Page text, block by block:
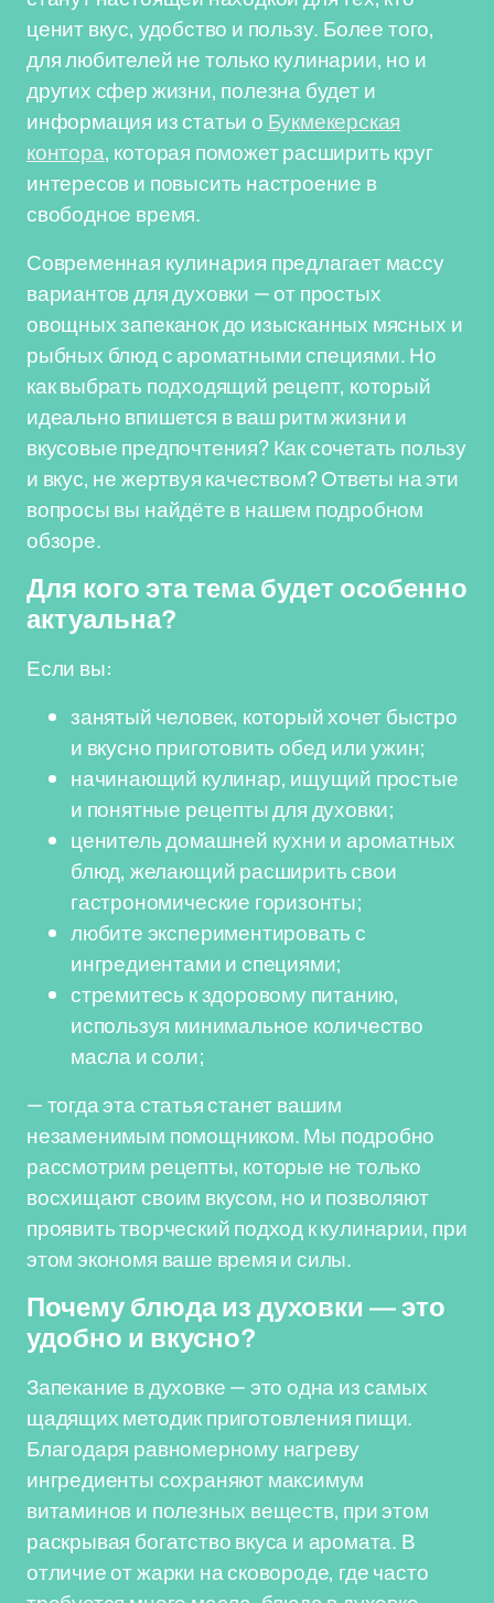
ценит вкус, удобство и пользу. Более того,
для любителей не только кулинарии, но и
других сфер жизни, полезна будет и
информация из статьи о Букмекерская
контора, которая поможет расширить круг
интересов и повысить настроение в
свободное время.
Современная кулинария предлагает массу
вариантов для духовки — от простых
овощных запеканок до изысканных мясных и
рыбных блюд с ароматными специями. Но
как выбрать подходящий рецепт, который
идеально впишется в ваш ритм жизни и
вкусовые предпочтения? Как сочетать пользу
и вкус, не жертвуя качеством? Ответы на эти
вопросы вы найдёте в нашем подробном
обзоре.
Для кого эта тема будет особенно
актуальна?
Если вы:
занятый человек, который хочет быстро
и вкусно приготовить обед или ужин;
начинающий кулинар, ищущий простые
и понятные рецепты для духовки;
ценитель домашней кухни и ароматных
блюд, желающий расширить свои
гастрономические горизонты;
любите экспериментировать с
ингредиентами и специями;
стремитесь к здоровому питанию,
используя минимальное количество
масла и соли;
— тогда эта статья станет вашим
незаменимым помощником. Мы подробно
рассмотрим рецепты, которые не только
восхищают своим вкусом, но и позволяют
проявить творческий подход к кулинарии, при
этом экономя ваше время и силы.
Почему блюда из духовки — это
удобно и вкусно?
Запекание в духовке — это одна из самых
щадящих методик приготовления пищи.
Благодаря равномерному нагреву
ингредиенты сохраняют максимум
витаминов и полезных веществ, при этом
раскрывая богатство вкуса и аромата. В
отличие от жарки на сковороде, где часто